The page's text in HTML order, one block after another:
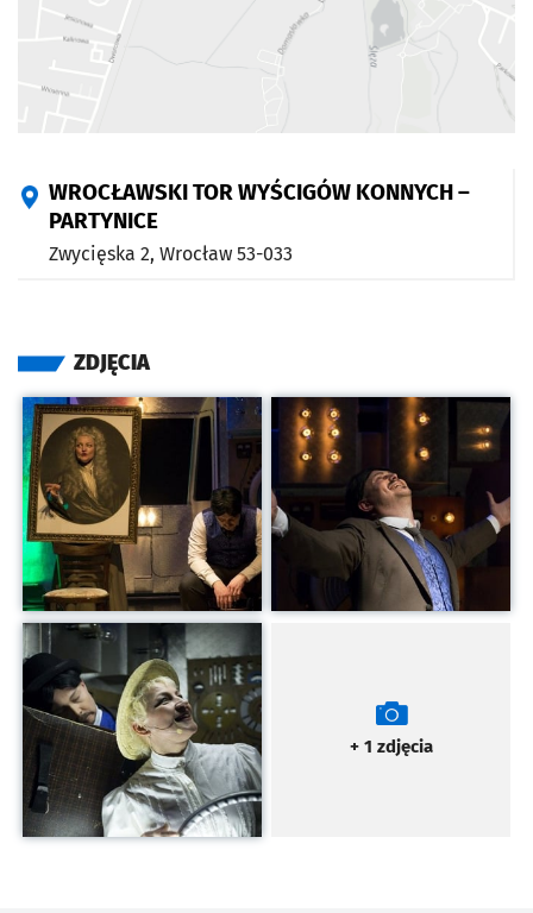
WROCŁAWSKI TOR WYŚCIGÓW KONNYCH –
PARTYNICE
Zwycięska 2, Wrocław 53-033
ZDJĘCIA
Kliknij, aby powiększyć Kliknij, aby powiększyć
Kliknij, aby powiększyć
+ 1 zdjęcia